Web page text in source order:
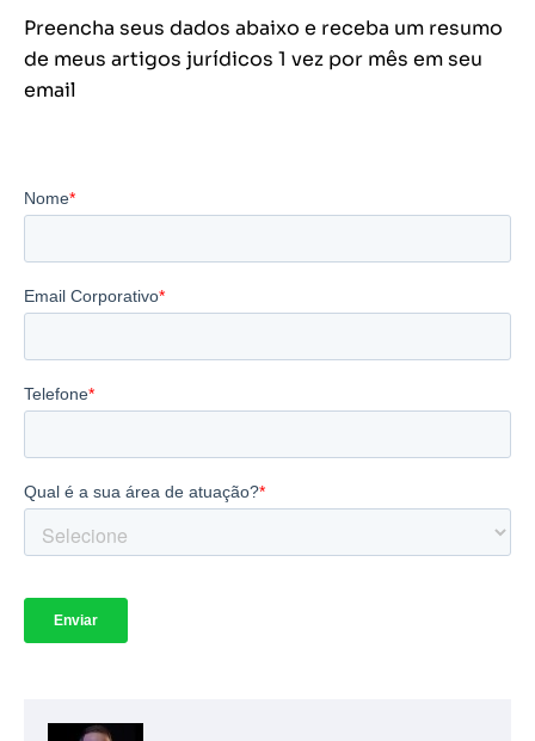
Preencha seus dados abaixo e receba um resumo
de meus artigos jurídicos 1 vez por mês em seu
email